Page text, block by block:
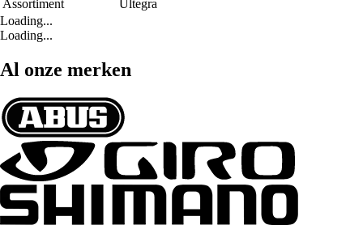
Assortiment
Ultegra
Loading...
Loading...
Al onze merken